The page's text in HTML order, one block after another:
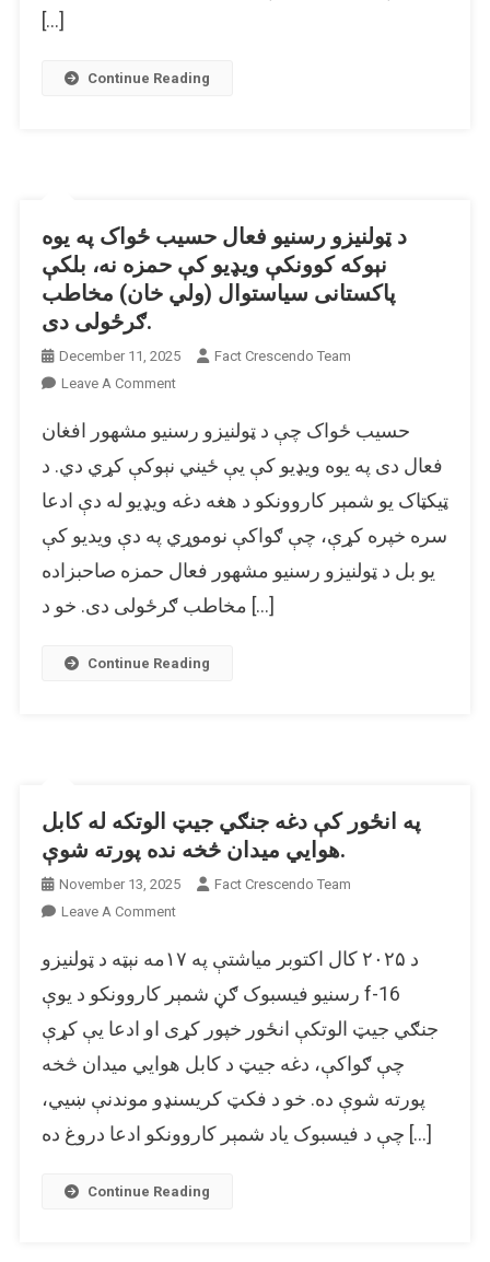
پېښه
[…]
Continue Reading
د ټولنیزو رسنیو فعال حسیب ځواک په یوه
نېوکه کوونکې ویډیو کې حمزه نه، بلکې
پاکستانی سیاستوال (ولي خان) مخاطب
ګرځولی دی.
December 11, 2025
Fact Crescendo Team
Leave A CommentOn
ټولنیزو
حسیب
ځواک
یوه
نېوکه
ویډیو
(ولي
خان)
مخاطب
ګرځولی
حسیب ځواک چې د ټولنیزو رسنیو مشهور افغان
فعال دی په یوه ویډیو کې یې ځیني نېوکې کړي دي. د
ټیکټاک یو شمېر کاروونکو د هغه دغه ویډیو له دې ادعا
سره خپره کړې، چې ګواکې نوموړي په دې ویدیو کې
یو بل د ټولنیزو رسنیو مشهور فعال حمزه صاحبزاده
مخاطب ګرځولی دی. خو د […]
Continue Reading
په انځور کې دغه جنګي جیټ الوتکه له کابل
هوایي میدان څخه نده پورته شوې.
November 13, 2025
Fact Crescendo Team
Leave A CommentOn
انځور
دغه
جنګي
جیټ
له
کابل
میدان
د ۲۰۲۵ کال اکتوبر میاشتې په ۱۷مه نېټه د ټولنیزو
رسنیو فیسبوک ګڼ شمېر کاروونکو د یوې f-16
جنګي جیټ الوتکې انځور خپور کړی او ادعا یې کړې
چې ګواکې، دغه جیټ د کابل هوایي میدان څخه
پورته شوې ده. خو د فکټ کریسنډو موندنې ښیي،
چې د فیسبوک یاد شمېر کاروونکو ادعا دروغ ده […]
Continue Reading